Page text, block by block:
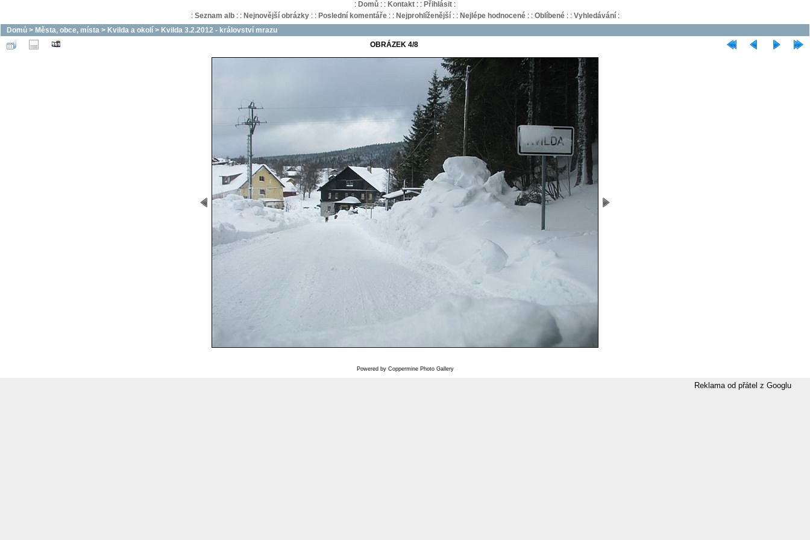
: Domů : : Kontakt : : Přihlásit :
: Seznam alb: : Nejnovější obrázky: : Poslední komentáře: : Nejprohlíženější: : Nejlépe hodnocené: : Oblíbené: : Vyhledávání:
Domů > Města, obce, místa > Kvilda a okolí > Kvilda 3.2.2012 - království mrazu
OBRÁZEK 4/8
Powered by Coppermine Photo Gallery
Reklama od přátel z Googlu